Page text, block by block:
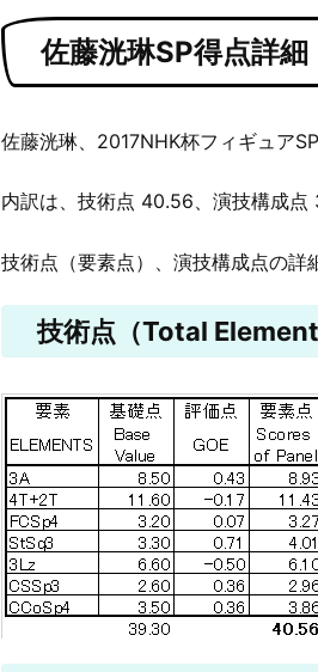
佐藤洸琳SP得点詳細
佐藤洸琳、2017NHK杯フィギュア
内訳は、技術点 40.56、演技構成点
技術点（要素点）、演技構成点の詳
技術点（Total